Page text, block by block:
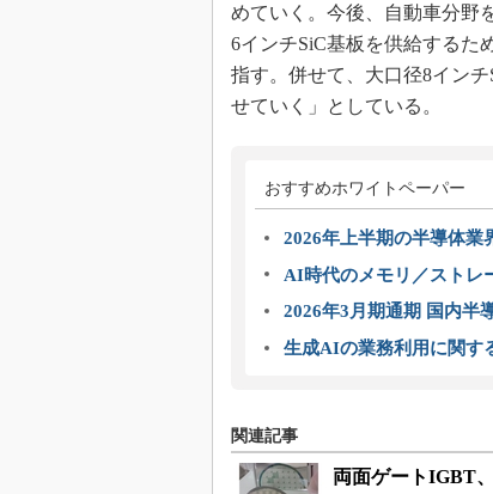
めていく。今後、自動車分野
6インチSiC基板を供給するた
指す。併せて、大口径8イン
せていく」としている。
おすすめホワイトペーパー
2026年上半期の半導体
AI時代のメモリ／スト
2026年3月期通期 国内半
生成AIの業務利用に関す
関連記事
両面ゲートIGBT